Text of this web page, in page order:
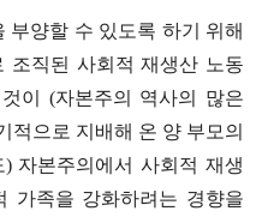
부양할 수 있도록 하기 위해
조직된 사회적 재생산 노동
이 (자본주의 역사의 많은
적으로 지배해 온 양 부모의
) 자본주의에서 사회적 재생
가족을 강화하려는 경향을